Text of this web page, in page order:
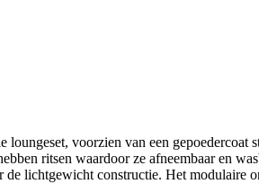
voorzien van een gepoedercoat
ritsen waardoor ze afneembaar en
lichtgewicht constructie. Het modulaire